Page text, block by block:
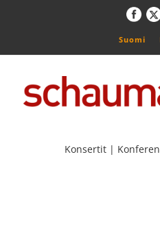
Suomi
Konsertit |